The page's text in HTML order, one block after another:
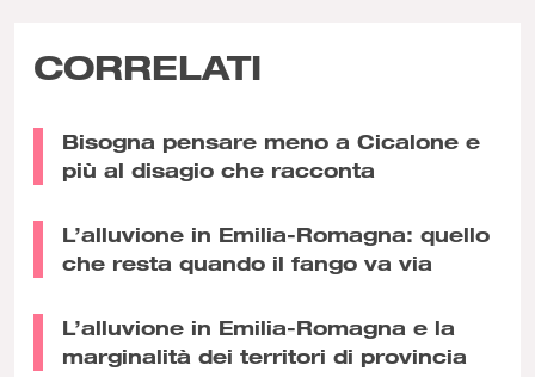
CORRELATI
Bisogna pensare meno a Cicalone e
più al disagio che racconta
L’alluvione in Emilia-Romagna: quello
che resta quando il fango va via
L’alluvione in Emilia-Romagna e la
marginalità dei territori di provincia